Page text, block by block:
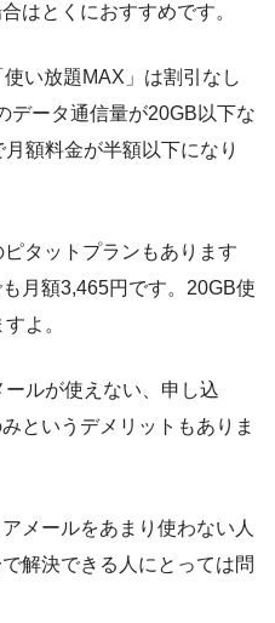
はとくにおすすめです。
い放題MAX」は割引なし
データ通信量が20GB以下な
額料金が半額以下になり
タットプランもあります
月額3,465円です。20GB使
よ。
ルが使えない、申し込
というデメリットもありま
メールをあまり使わない人
解決できる人にとっては問